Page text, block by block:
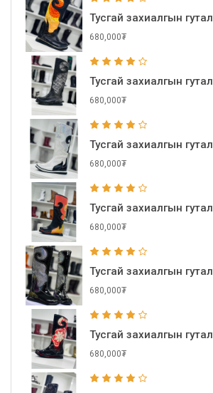
Тусгай захиалгын гутал
680,000₮
Тусгай захиалгын гутал
680,000₮
Тусгай захиалгын гутал
680,000₮
Тусгай захиалгын гутал
680,000₮
Тусгай захиалгын гутал
680,000₮
Тусгай захиалгын гутал
680,000₮